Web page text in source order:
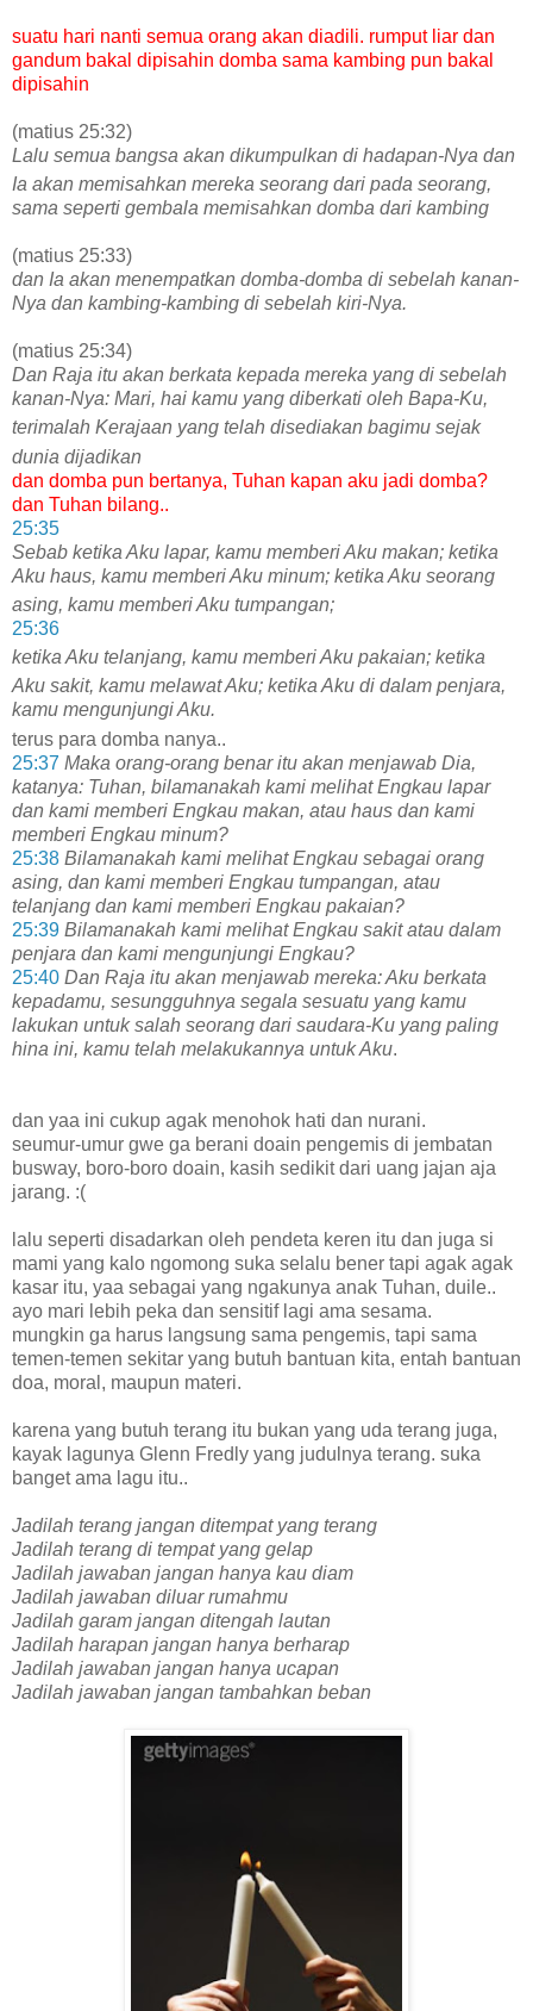
suatu hari nanti semua orang akan diadili. rumput liar dan
gandum bakal dipisahin domba sama kambing pun bakal
dipisahin
(matius 25:32)
Lalu semua bangsa akan dikumpulkan di hadapan-Nya dan
Ia akan memisahkan mereka seorang dari pada seorang,
sama seperti gembala memisahkan domba dari kambing
(matius 25:33)
dan Ia akan menempatkan domba-domba di sebelah kanan-
Nya dan kambing-kambing di sebelah kiri-Nya.
(matius 25:34)
Dan Raja itu akan berkata kepada mereka yang di sebelah
kanan-Nya: Mari, hai kamu yang diberkati oleh Bapa-Ku,
terimalah Kerajaan yang telah disediakan bagimu sejak
dunia dijadikan
dan domba pun bertanya, Tuhan kapan aku jadi domba?
dan Tuhan bilang..
25:35
Sebab ketika Aku lapar, kamu memberi Aku makan; ketika
Aku haus, kamu memberi Aku minum; ketika Aku seorang
asing, kamu memberi Aku tumpangan;
25:36
ketika Aku telanjang, kamu memberi Aku pakaian; ketika
Aku sakit, kamu melawat Aku; ketika Aku di dalam penjara,
kamu mengunjungi Aku.
terus para domba nanya..
25:37 Maka orang-orang benar itu akan menjawab Dia,
katanya: Tuhan, bilamanakah kami melihat Engkau lapar
dan kami memberi Engkau makan, atau haus dan kami
memberi Engkau minum?
25:38 Bilamanakah kami melihat Engkau sebagai orang
asing, dan kami memberi Engkau tumpangan, atau
telanjang dan kami memberi Engkau pakaian?
25:39 Bilamanakah kami melihat Engkau sakit atau dalam
penjara dan kami mengunjungi Engkau?
25:40 Dan Raja itu akan menjawab mereka: Aku berkata
kepadamu, sesungguhnya segala sesuatu yang kamu
lakukan untuk salah seorang dari saudara-Ku yang paling
hina ini, kamu telah melakukannya untuk Aku.
dan yaa ini cukup agak menohok hati dan nurani.
seumur-umur gwe ga berani doain pengemis di jembatan
busway, boro-boro doain, kasih sedikit dari uang jajan aja
jarang. :(
lalu seperti disadarkan oleh pendeta keren itu dan juga si
mami yang kalo ngomong suka selalu bener tapi agak agak
kasar itu, yaa sebagai yang ngakunya anak Tuhan, duile..
ayo mari lebih peka dan sensitif lagi ama sesama.
mungkin ga harus langsung sama pengemis, tapi sama
temen-temen sekitar yang butuh bantuan kita, entah bantuan
doa, moral, maupun materi.
karena yang butuh terang itu bukan yang uda terang juga,
kayak lagunya Glenn Fredly yang judulnya terang. suka
banget ama lagu itu..
Jadilah terang jangan ditempat yang terang
Jadilah terang di tempat yang gelap
Jadilah jawaban jangan hanya kau diam
Jadilah jawaban diluar rumahmu
Jadilah garam jangan ditengah lautan
Jadilah harapan jangan hanya berharap
Jadilah jawaban jangan hanya ucapan
Jadilah jawaban jangan tambahkan beban